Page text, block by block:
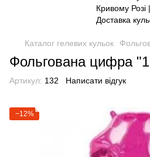
Каталог гелевих кульок
Фольгована цифра
Артикул: 132 Написати відгук
−12%